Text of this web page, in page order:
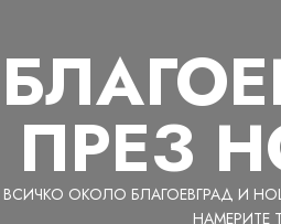
content
ПРЕЗ
ВСИЧКО ОКОЛО БЛАГОЕВГРАД И
НАМЕРИТЕ